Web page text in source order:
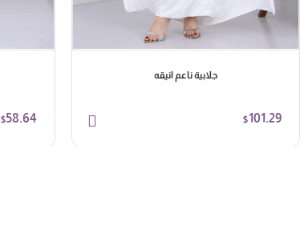
جلابية ناعم انيقه
$101.29
$58.64